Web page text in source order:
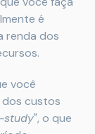
é
renda dos
você
custos
study", o que